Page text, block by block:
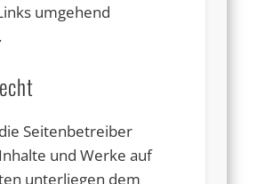
umgehend
Seitenbetreiber
und Werke auf
unterliegen dem